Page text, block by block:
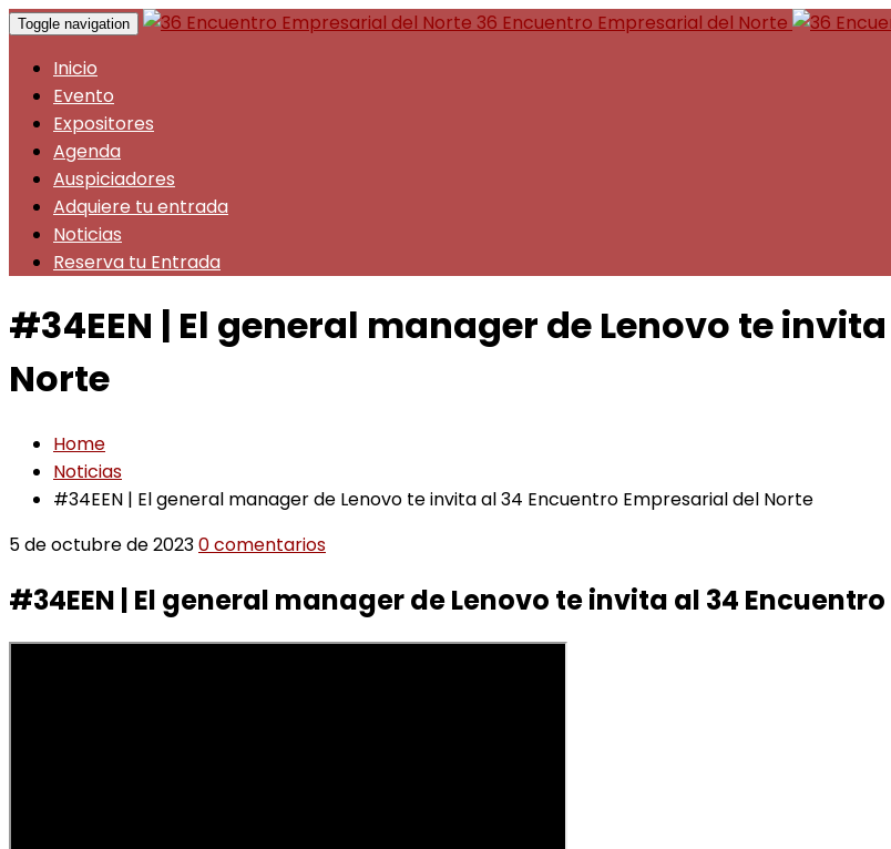
Toggle navigation
36 Encuentro Empresarial del Norte
Inicio
Evento
Expositores
Agenda
Auspiciadores
Adquiere tu entrada
Noticias
Reserva tu Entrada
#34EEN | El general manager de Lenovo te
Norte
Home
Noticias
#34EEN | El general manager de Lenovo te invita al 34 Encuentro Empresarial del Norte
5 de octubre de 20230 comentarios
#34EEN | El general manager de Lenovo te invita al 34